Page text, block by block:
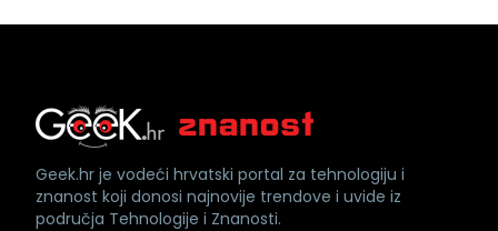
Geek.hr je vodeći hrvatski portal za tehnologiju i
znanost koji donosi najnovije trendove i uvide iz
područja Tehnologije i Znanosti.